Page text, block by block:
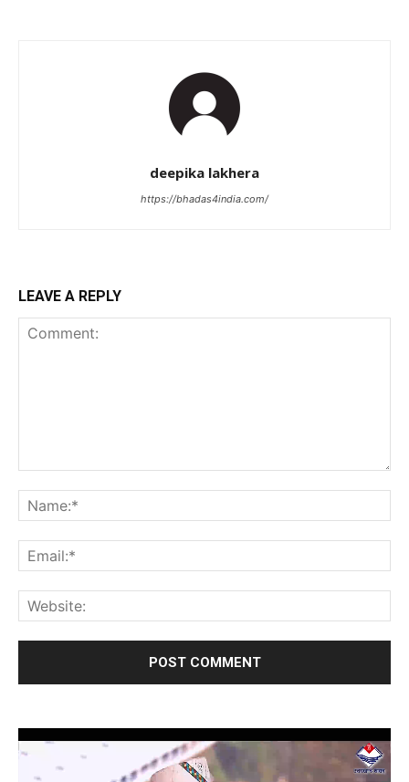
deepika lakhera
https://bhadas4india.com/
LEAVE A REPLY
Video
Player